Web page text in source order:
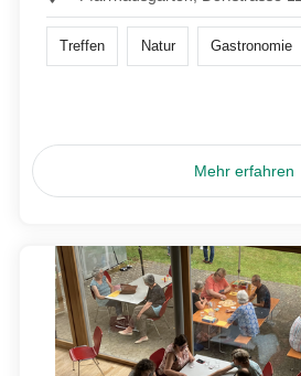
Treffen Natur Gastronomie
Mehr erfahren